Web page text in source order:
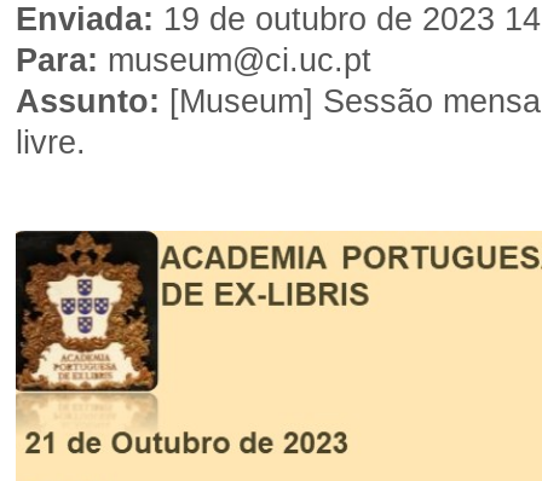
Enviada: 19 de outubro de 2023
Para: museum@ci.uc.pt
Assunto: [Museum] Sessão
livre.